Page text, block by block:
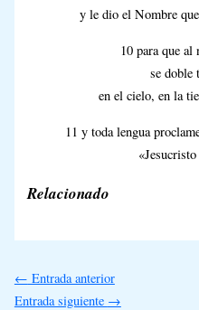
y le dio el Nombre
10 para que al
se doble
en el cielo, en la
11 y toda lengua
Relacionado
← Entrada anterior
Entrada siguiente →